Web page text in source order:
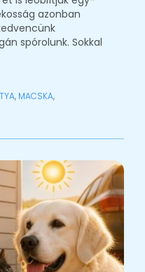
azonban
spórolunk. Sokkal
, MACSKA,